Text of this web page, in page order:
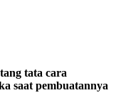
tata cara
saat pembuatannya